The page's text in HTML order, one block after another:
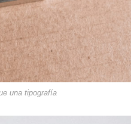
una tipografía